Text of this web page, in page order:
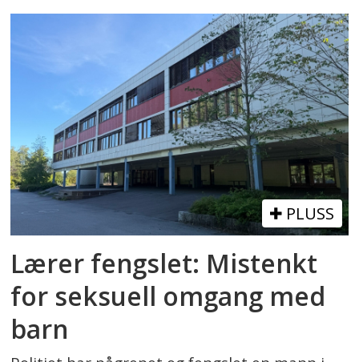
PLUSS
Lærer fengslet: Mistenkt
for seksuell omgang med
barn